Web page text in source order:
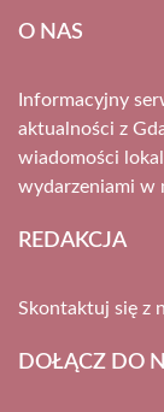
O NAS
Informacyjny
aktualności z
wiadomości
wydarzeniami w
REDAKCJA
Skontaktuj się z
DOŁĄCZ DO